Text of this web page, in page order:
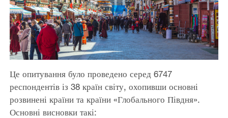
Це опитування було проведено серед 6747
респондентів із 38 країн світу, охопивши основні
розвинені країни та країни «Глобального Півдня».
Основні висновки такі: